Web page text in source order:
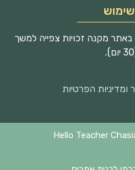
מקנה זכויות צפייה למשך
הפרטיות